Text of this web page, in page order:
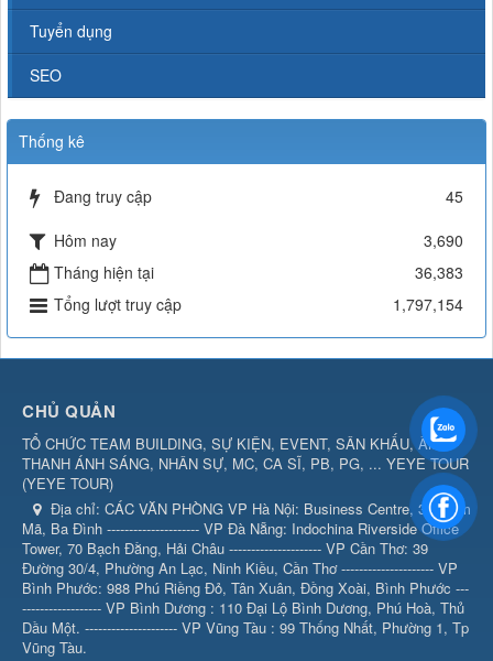
Tuyển dụng
SEO
Thống kê
Đang truy cập
45
Hôm nay
3,690
Tháng hiện tại
36,383
Tổng lượt truy cập
1,797,154
CHỦ QUẢN
TỔ CHỨC TEAM BUILDING, SỰ KIỆN, EVENT, SÂN KHẤU, ÂM
THANH ÁNH SÁNG, NHÂN SỰ, MC, CA SĨ, PB, PG, ... YEYE TOUR
(YEYE TOUR)
Địa chỉ: CÁC VĂN PHÒNG VP Hà Nội: Business Centre, 360 Kim
Mã, Ba Đình --------------------- VP Đà Nẵng: Indochina Riverside Office
Tower, 70 Bạch Đằng, Hải Châu --------------------- VP Cần Thơ: 39
Đường 30/4, Phường An Lạc, Ninh Kiều, Cần Thơ --------------------- VP
Bình Phước: 988 Phú Riềng Đỏ, Tân Xuân, Đồng Xoài, Bình Phước ---
------------------ VP Bình Dương : 110 Đại Lộ Bình Dương, Phú Hoà, Thủ
Dầu Một. --------------------- VP Vũng Tàu : 99 Thống Nhất, Phường 1, Tp
Vũng Tàu.